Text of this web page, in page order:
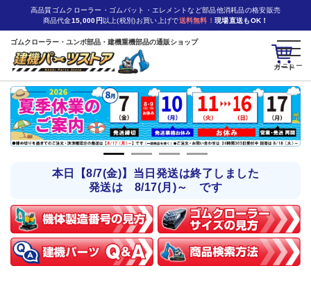
カート
高品質ゴムクローラー・ゴムパット・エレメントなど部品他消耗品の格安販売
商品代金15,000円 以上(税別)お買い上げで送料無料！ 現場直送もOK！
ゴムクローラー・ユンボ部品・建機重機部品の通販ショップ
本日【8/7(金)】当日発送は終了しました
発送は 8/17(月)～ です